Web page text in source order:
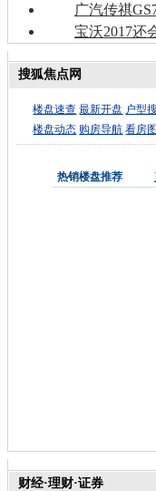
广汽传祺
宝沃2017还
搜狐焦点网
楼盘速查 最新开盘 户型
楼盘动态 购房导航 看房
热销楼盘推荐
财经·理财·证券